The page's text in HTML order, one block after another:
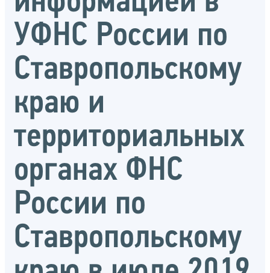
УФНС России по
Ставропольскому
краю и
территориальных
органах ФНС
России по
Ставропольскому